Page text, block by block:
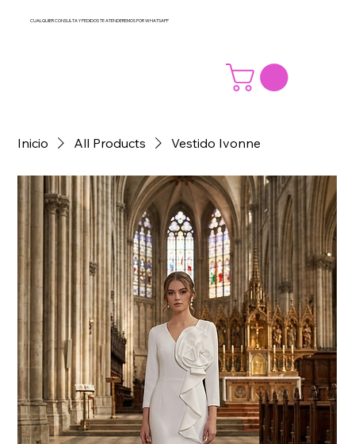
CUALQUIER CONSULTA Y PEDIDOS TE ATENDEREMOS POR WHATSAPP
Inicio All Products Vestido Ivonne